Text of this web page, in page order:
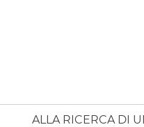
ALLA RICERCA DI